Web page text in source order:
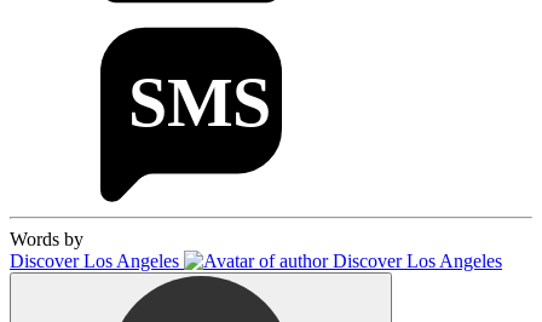
Words by
Discover Los Angeles